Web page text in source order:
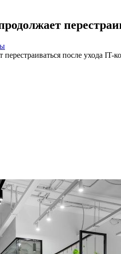
после ухода IT-